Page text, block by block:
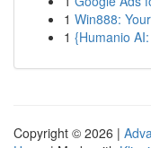
1 Win888:
1 {Humanio
Copyright © 2026 |